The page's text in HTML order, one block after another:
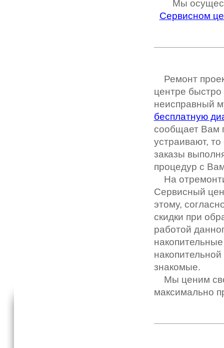
Мы
Сервисном
Ремонт
центре быстро
неисправный
бесплатную
сообщает Вам
устраивают,
заказы
процедур с
На
Сервисный
этому,
скидки при
работой
знакомые.
Мы ценим
максимально